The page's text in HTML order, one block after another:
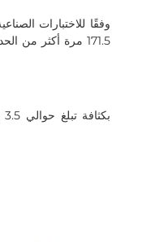
171.5 مرة أكثر من